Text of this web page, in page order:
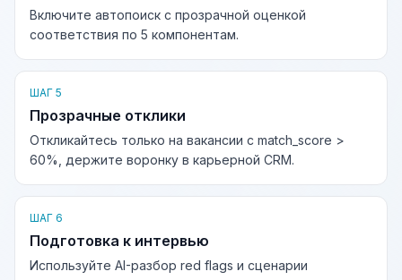
Включите автопоиск с прозрачной оценкой
соответствия по 5 компонентам.
ШАГ 5
Прозрачные отклики
Откликайтесь только на вакансии с match_score >
60%, держите воронку в карьерной CRM.
ШАГ 6
Подготовка к интервью
Используйте AI-разбор red flags и сценарии